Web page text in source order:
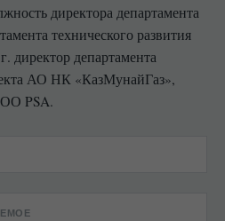
директора департамента
технического развития
директор департамента
АО НК «КазМунайГаз»,
PSA.